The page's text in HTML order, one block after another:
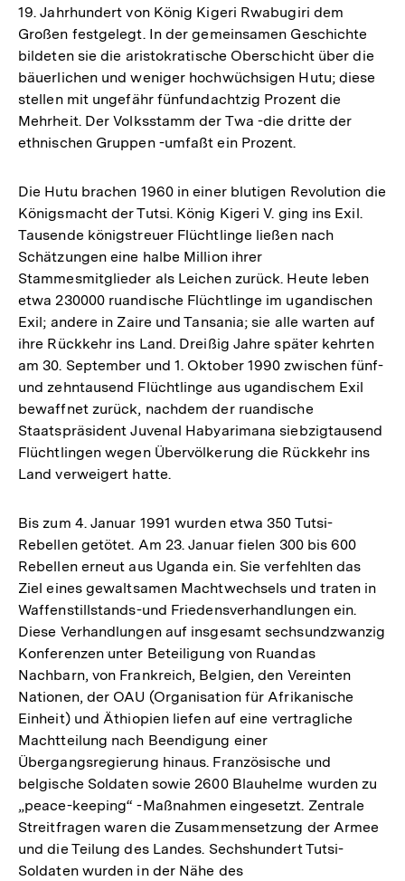
19. Jahrhundert von König Kigeri Rwabugiri dem
Großen festgelegt. In der gemeinsamen Geschichte
bildeten sie die aristokratische Oberschicht über die
bäuerlichen und weniger hochwüchsigen Hutu; diese
stellen mit ungefähr fünfundachtzig Prozent die
Mehrheit. Der Volksstamm der Twa -die dritte der
ethnischen Gruppen -umfaßt ein Prozent.
Die Hutu brachen 1960 in einer blutigen Revolution die
Königsmacht der Tutsi. König Kigeri V. ging ins Exil.
Tausende königstreuer Flüchtlinge ließen nach
Schätzungen eine halbe Million ihrer
Stammesmitglieder als Leichen zurück. Heute leben
etwa 230000 ruandische Flüchtlinge im ugandischen
Exil; andere in Zaire und Tansania; sie alle warten auf
ihre Rückkehr ins Land. Dreißig Jahre später kehrten
am 30. September und 1. Oktober 1990 zwischen fünf-
und zehntausend Flüchtlinge aus ugandischem Exil
bewaffnet zurück, nachdem der ruandische
Staatspräsident Juvenal Habyarimana siebzigtausend
Flüchtlingen wegen Übervölkerung die Rückkehr ins
Land verweigert hatte.
Bis zum 4. Januar 1991 wurden etwa 350 Tutsi-
Rebellen getötet. Am 23. Januar fielen 300 bis 600
Rebellen erneut aus Uganda ein. Sie verfehlten das
Ziel eines gewaltsamen Machtwechsels und traten in
Waffenstillstands-und Friedensverhandlungen ein.
Diese Verhandlungen auf insgesamt sechsundzwanzig
Konferenzen unter Beteiligung von Ruandas
Nachbarn, von Frankreich, Belgien, den Vereinten
Nationen, der OAU (Organisation für Afrikanische
Einheit) und Äthiopien liefen auf eine vertragliche
Machtteilung nach Beendigung einer
Übergangsregierung hinaus. Französische und
belgische Soldaten sowie 2600 Blauhelme wurden zu
„peace-keeping“ -Maßnahmen eingesetzt. Zentrale
Streitfragen waren die Zusammensetzung der Armee
und die Teilung des Landes. Sechshundert Tutsi-
Soldaten wurden in der Nähe des